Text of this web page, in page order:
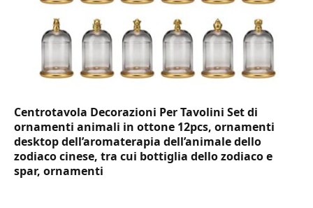
Centrotavola Decorazioni Per Tavolini Set di
ornamenti animali in ottone 12pcs, ornamenti
desktop dell’aromaterapia dell’animale dello
zodiaco cinese, tra cui bottiglia dello zodiaco e
spar, ornamenti